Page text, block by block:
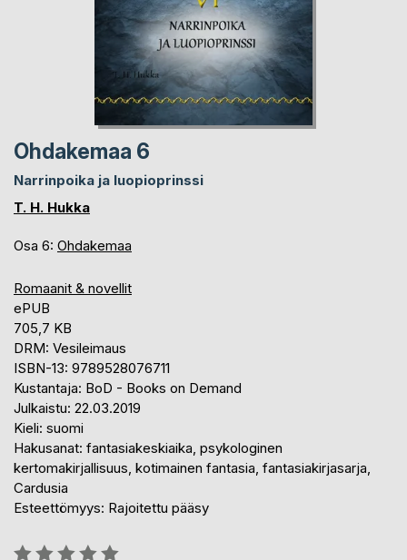
Ohdakemaa 6
Narrinpoika ja luopioprinssi
T. H. Hukka
Osa 6: Ohdakemaa
Romaanit & novellit
ePUB
705,7 KB
DRM: Vesileimaus
ISBN-13: 9789528076711
Kustantaja: BoD - Books on Demand
Julkaistu: 22.03.2019
Kieli: suomi
Hakusanat: fantasiakeskiaika, psykologinen
kertomakirjallisuus, kotimainen fantasia, fantasiakirjasarja,
Cardusia
Esteettömyys: Rajoitettu pääsy
Arvostelu::